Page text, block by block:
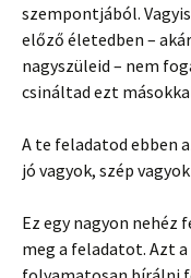
szempontjából.
előző életedben –
nagyszüleid – nem
csináltad ezt
A te feladatod ebben
jó vagyok, szép
Ez egy nagyon nehéz
meg a feladatot. Azt